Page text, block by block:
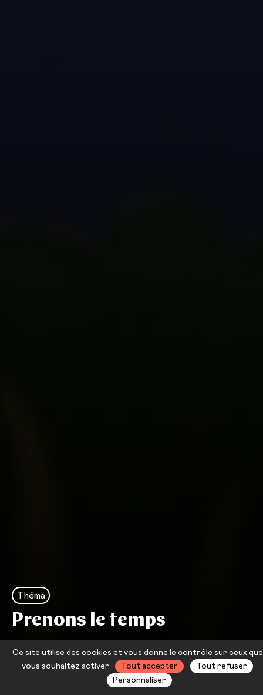
Théma
Prenons le temps
Théma #49
Jusqu'au 29 juillet 2025
Ce site utilise des cookies et vous donne le contrôle sur ceux que
vous souhaitez activer
Tout accepter
Tout refuser
Personnaliser